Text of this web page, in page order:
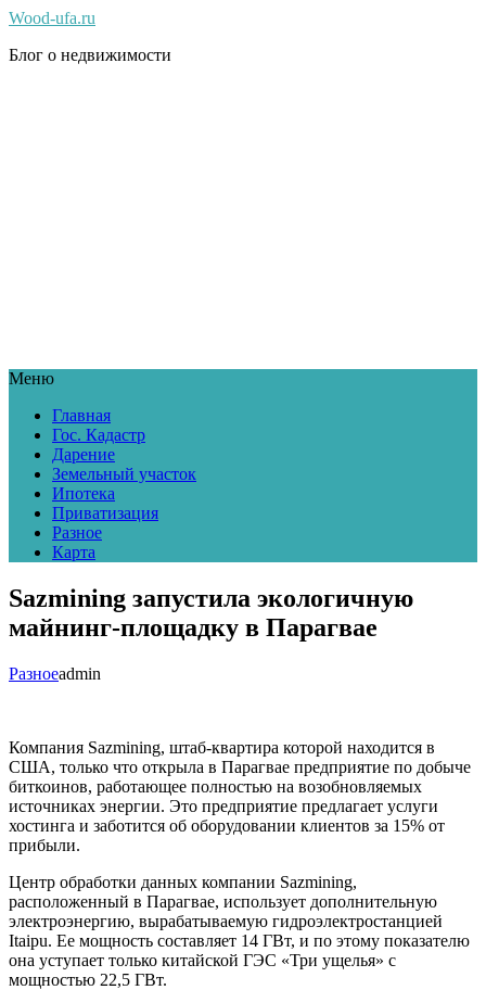
Wood-ufa.ru
Блог о недвижимости
Меню
Главная
Гос. Кадастр
Дарение
Земельный участок
Ипотека
Приватизация
Разное
Карта
Sazmining запустила экологичную
майнинг-площадку в Парагвае
Разноеadmin
Компания Sazmining, штаб-квартира которой находится в
США, только что открыла в Парагвае предприятие по добыче
биткоинов, работающее полностью на возобновляемых
источниках энергии. Это предприятие предлагает услуги
хостинга и заботится об оборудовании клиентов за 15% от
прибыли.
Центр обработки данных компании Sazmining,
расположенный в Парагвае, использует дополнительную
электроэнергию, вырабатываемую гидроэлектростанцией
Itaipu. Ее мощность составляет 14 ГВт, и по этому показателю
она уступает только китайской ГЭС «Три ущелья» с
мощностью 22,5 ГВт.